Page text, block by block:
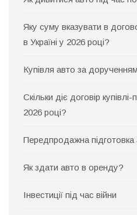
Яку суму вказувати в
в Україні у 2026 році?
Купівля авто за дорученням
Скільки діє договір
2026 році?
Передпродажна підготовка
Як здати авто в оренду?
Інвестиції під час війни